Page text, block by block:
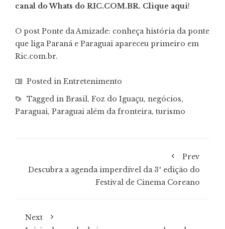
canal do Whats do RIC.COM.BR. Clique aqui!
O post Ponte da Amizade: conheça história da ponte
que liga Paraná e Paraguai apareceu primeiro em
Ric.com.br.
Posted in Entretenimento
Tagged in Brasil, Foz do Iguaçu, negócios,
Paraguai, Paraguai além da fronteira, turismo
Prev
Descubra a agenda imperdível da 3ª edição do
Festival de Cinema Coreano
Next